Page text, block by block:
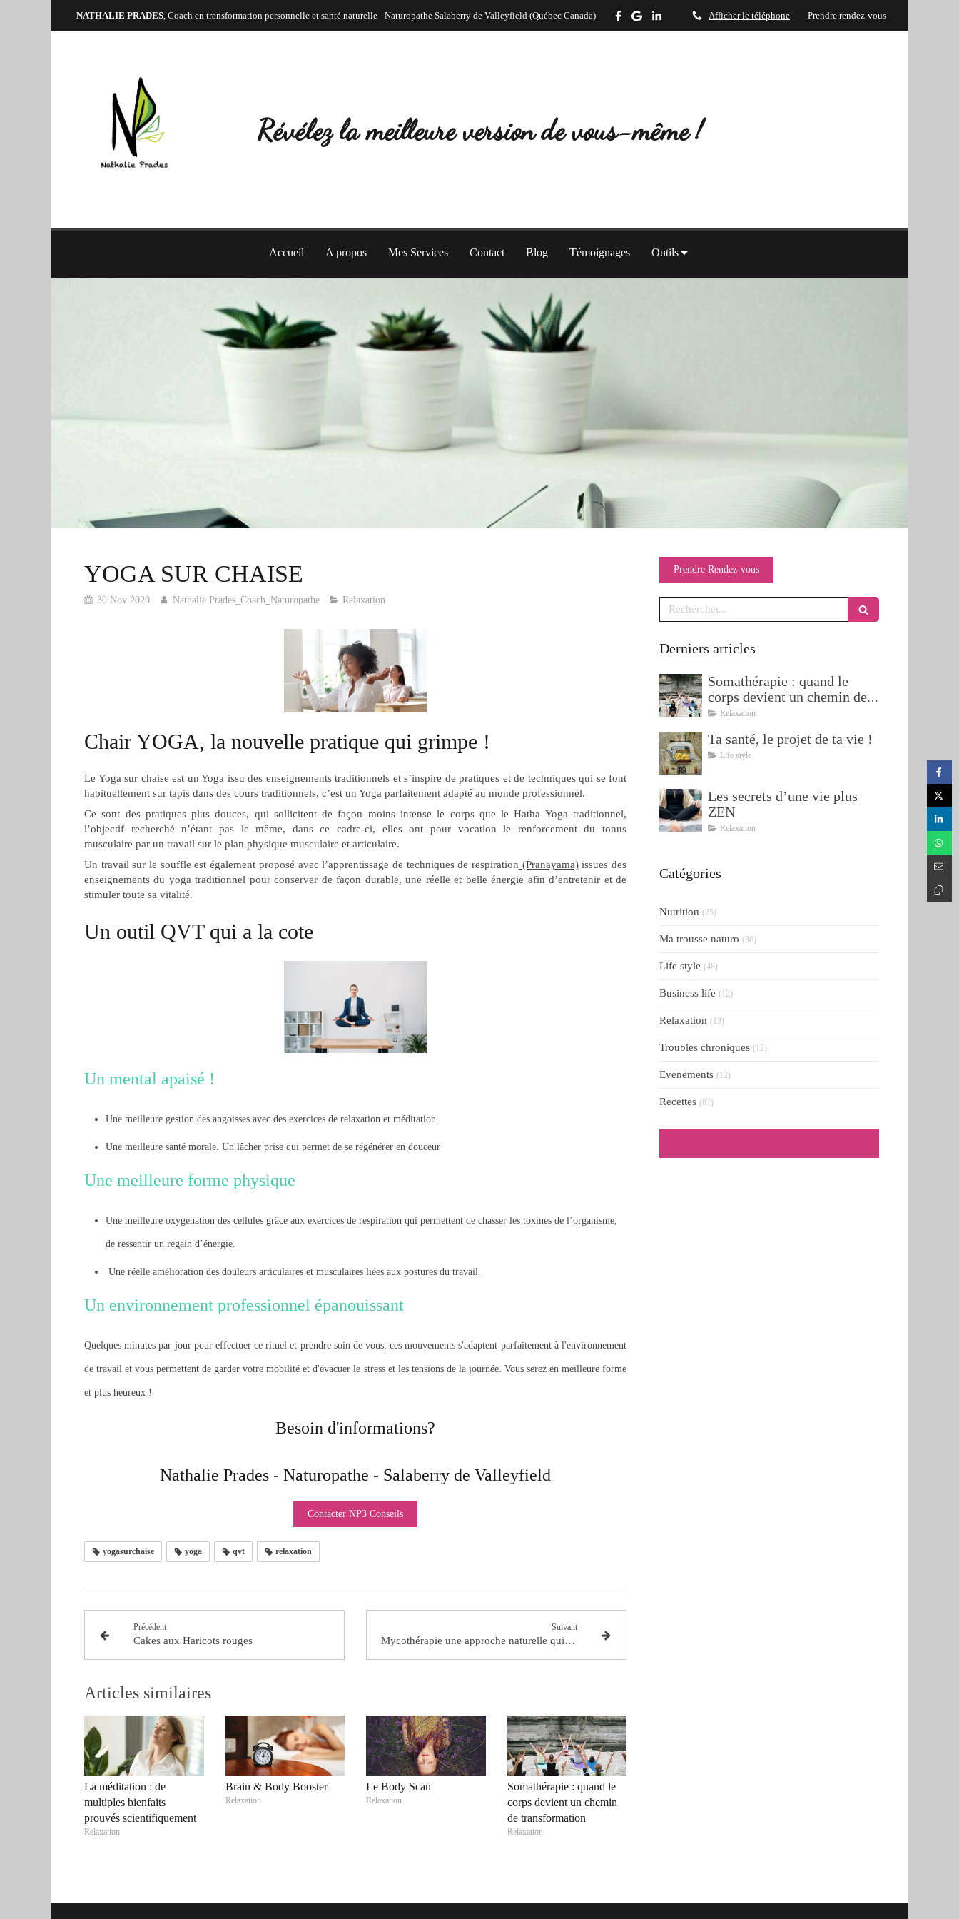
NATHALIE PRADES, Coach en transformation personnelle et santé naturelle - Naturopathe Salaberry de Valleyfield (Québec Canada) Prendre rendez-vous
Afficher le téléphone
Révélez la meilleure version de vous-même !
Accueil A propos Mes Services Contact Blog Témoignages Outils
YOGA SUR CHAISE
30 Nov 2020 Nathalie Prades_Coach_Naturopathe Relaxation
Chair YOGA, la nouvelle pratique qui grimpe !
Le Yoga sur chaise est un Yoga issu des enseignements traditionnels et s’inspire de pratiques et de techniques qui se font
habituellement sur tapis dans des cours traditionnels, c’est un Yoga parfaitement adapté au monde professionnel.
Ce sont des pratiques plus douces, qui sollicitent de façon moins intense le corps que le Hatha Yoga traditionnel,
l’objectif recherché n’étant pas le même, dans ce cadre-ci, elles ont pour vocation le renforcement du tonus
musculaire par un travail sur le plan physique musculaire et articulaire.
Un travail sur le souffle est également proposé avec l’apprentissage de techniques de respiration (Pranayama)issues des
enseignements du yoga traditionnel pour conserver de façon durable, une réelle et belle énergie afin d’entretenir et de
stimuler toute sa vitalité.
Un outil QVT qui a la cote
Un mental apaisé !
Une meilleure gestion des angoisses avec des exercices de relaxation et méditation.
Une meilleure santé morale. Un lâcher prise qui permet de se régénérer en douceur
Une meilleure forme physique
Une meilleure oxygénation des cellules grâce aux exercices de respiration qui permettent de chasser les toxines de l’organisme,
de ressentir un regain d’énergie.
Une réelle amélioration des douleurs articulaires et musculaires liées aux postures du travail.
Un environnement professionnel épanouissant
Quelques minutes par jour pour effectuer ce rituel et prendre soin de vous, ces mouvements s'adaptent parfaitement à l'environnement
de travail et vous permettent de garder votre mobilité et d'évacuer le stress et les tensions de la journée. Vous serez en meilleure forme
et plus heureux !
Besoin d'informations?
Nathalie Prades - Naturopathe - Salaberry de Valleyfield
Contacter NP3 Conseils
yogasurchaise yoga qvt relaxation
Précédent
Cakes aux Haricots rouges
Suivant
Mycothérapie une approche naturelle qui monte
Articles similaires
La méditation : de
multiples bienfaits
prouvés scientifiquement
Relaxation
Brain & Body Booster
Relaxation
Le Body Scan
Relaxation
Somathérapie : quand le
corps devient un chemin
de transformation
Relaxation
Prendre Rendez-vous
Rechercher
Derniers articles
Somathérapie : quand le
corps devient un chemin de
transformation
Relaxation
Ta santé, le projet de ta vie !
Life style
Les secrets d’une vie plus
ZEN
Relaxation
Catégories
Nutrition (25)
Ma trousse naturo (36)
Life style (48)
Business life (12)
Relaxation (13)
Troubles chroniques (12)
Evenements (12)
Recettes (87)